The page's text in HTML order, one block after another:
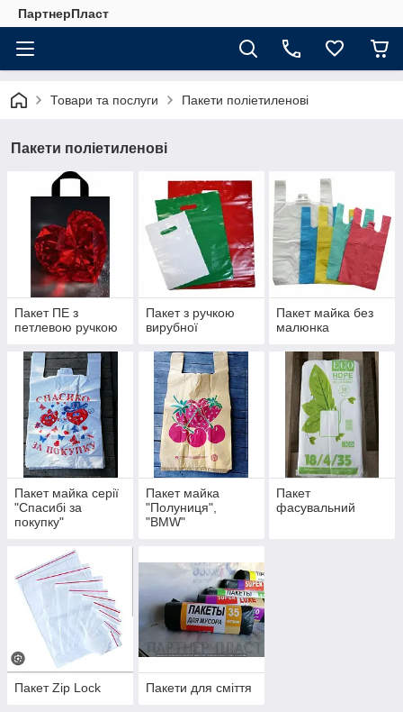
ПартнерПласт
Товари та послуги Пакети поліетиленові
Пакети поліетиленові
Пакет ПЕ з
петлевою ручкою
Пакет з ручкою
вирубної
Пакет майка без
малюнка
Пакет майка серії
"Спасибі за
покупку"
Пакет майка
"Полуниця",
"BMW"
Пакет
фасувальний
Пакет Zip Lock Пакети для сміття